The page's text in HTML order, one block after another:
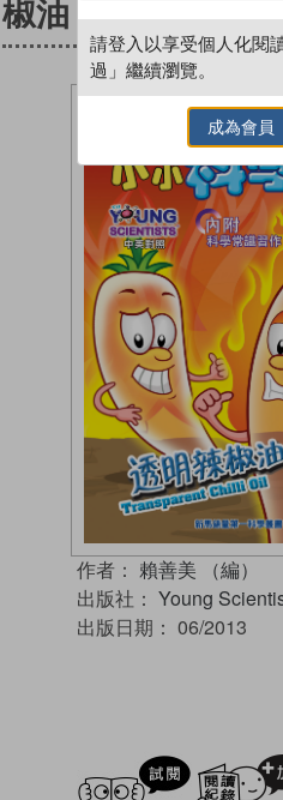
椒油
作者： 賴善美 （編）
出版社： Young
出版日期： 06/2013
試閲
請登入以享受個人化閱
過」繼續瀏覽。
成為會員